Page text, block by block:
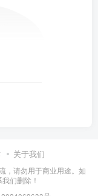
关于我们
，请勿用于商业用途。如
们删除！